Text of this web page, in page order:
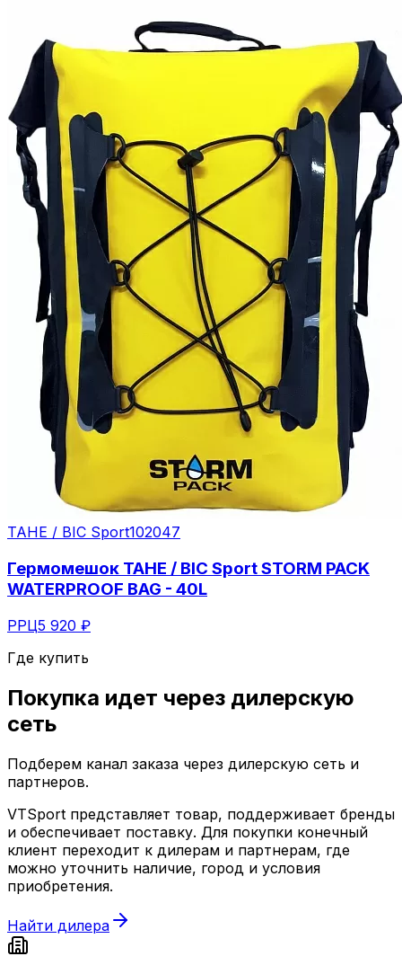
TAHE / BIC Sport102047
Гермомешок TAHE / BIC Sport STORM PACK
WATERPROOF BAG - 40L
РРЦ5 920 ₽
Где купить
Покупка идет через дилерскую
сеть
Подберем канал заказа через дилерскую сеть и
партнеров.
VTSport представляет товар, поддерживает бренды
и обеспечивает поставку. Для покупки конечный
клиент переходит к дилерам и партнерам, где
можно уточнить наличие, город и условия
приобретения.
Найти дилера